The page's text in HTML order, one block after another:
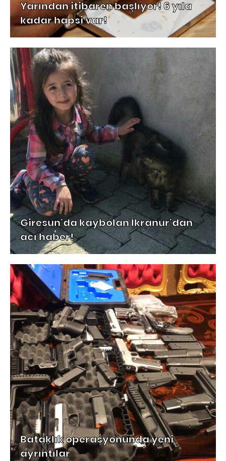
Yarından itibaren başlıyor! 6 yıla
kadar hapsi var!
Giresun'da kaybolan İkranur'dan
acı haber!
Bataklık operasyonunda yeni
ayrıntılar